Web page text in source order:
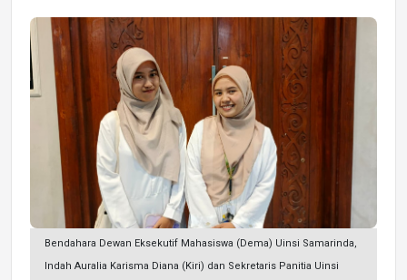
Bendahara Dewan Eksekutif Mahasiswa (Dema) Uinsi Samarinda,
Indah Auralia Karisma Diana (Kiri) dan Sekretaris Panitia Uinsi